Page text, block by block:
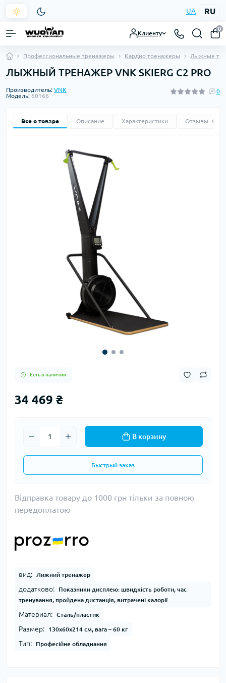
UA RU
Клиенту
0
Профессиональные тренажеры Кардио тренажеры Лыжные
ЛЫЖНЫЙ ТРЕНАЖЕР VNK SKIERG C2 PRO
Производитель: VNK
Модель: 60166
0
Все о товаре Описание Характеристики Отзывы
Есть в наличии
34 469 ₴
В корзину
Быстрый заказ
Відправка товару до 1000 грн тільки за повною
передоплатою
вид: Лижний тренажер
додатково:
Показники дисплею: швидкість роботи, час
тренування, пройдена дистанція, витрачені калорії
Материал: Сталь/пластик
Размер: 130х60х214 см, вага – 60 кг
Тип: Професійне обладнання